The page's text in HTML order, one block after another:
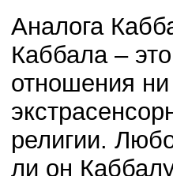
Аналога
Каббала –
отношения
религии.
ли он